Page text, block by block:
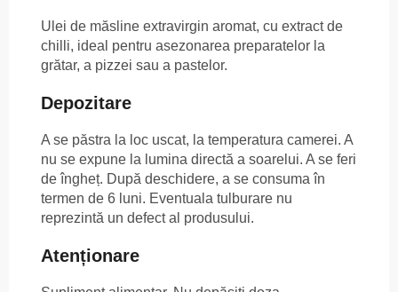
Ulei de măsline extravirgin aromat, cu extract de
chilli, ideal pentru asezonarea preparatelor la
grătar, a pizzei sau a pastelor.
Depozitare
A se păstra la loc uscat, la temperatura camerei. A
nu se expune la lumina directă a soarelui. A se feri
de îngheț. După deschidere, a se consuma în
termen de 6 luni. Eventuala tulburare nu
reprezintă un defect al produsului.
Atenționare